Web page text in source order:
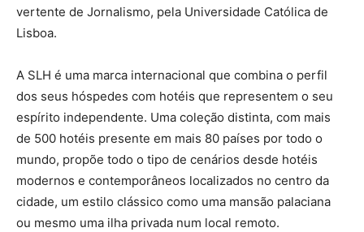
vertente de Jornalismo, pela Universidade Católica de
Lisboa.
A SLH é uma marca internacional que combina o perfil
dos seus hóspedes com hotéis que representem o seu
espírito independente. Uma coleção distinta, com mais
de 500 hotéis presente em mais 80 países por todo o
mundo, propõe todo o tipo de cenários desde hotéis
modernos e contemporâneos localizados no centro da
cidade, um estilo clássico como uma mansão palaciana
ou mesmo uma ilha privada num local remoto.